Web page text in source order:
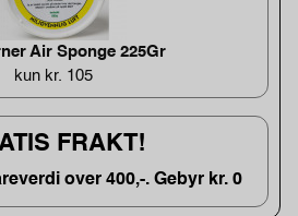
Air Sponge 225Gr
kun kr. 105
FRAKT!
over 400,-. Gebyr kr. 0